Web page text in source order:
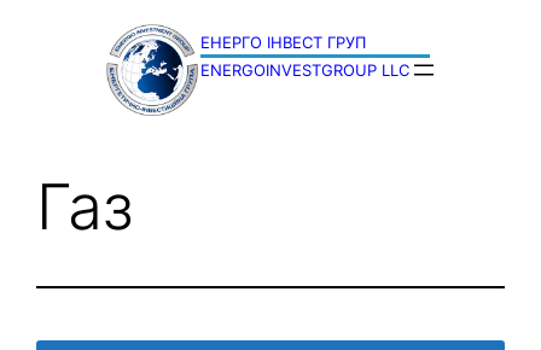
ENERGOINVESTGROUP LLC
Газ